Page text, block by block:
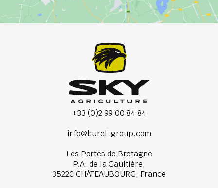
+33 (0)2 99 00 84 84
info@burel-group.com
Les Portes de Bretagne
P.A. de la Gaultière,
35220 CHÂTEAUBOURG, France